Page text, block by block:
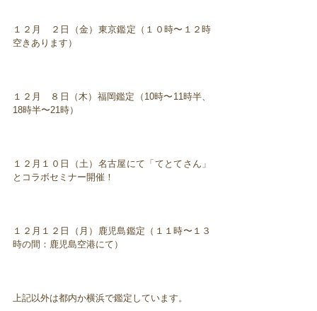
１２月 ２日（金）東京鑑定（１０時〜１２時
空きあります）
１２月 ８日（木）福岡鑑定（10時〜11時半、
18時半〜21時）
１２月１０日（土）名古屋にて「てとてさん」
とコラボセミナー開催！
１２月１２日（月）鹿児島鑑定（１１時〜１３
時の間：鹿児島空港にて）
上記以外は都内か横浜で鑑定しています。